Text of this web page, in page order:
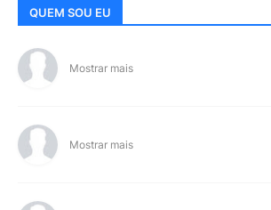
QUEM SOU EU
Mostrar mais
Mostrar mais